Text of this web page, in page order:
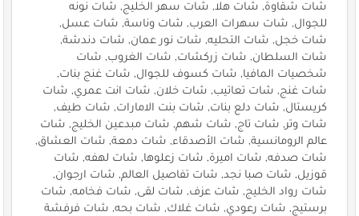
شات شقاوة, شات هلا, شات سهر الخليج, شات نونه
للجوال, شات سهرات العرب, شات وناسة, شات عسل,
شات خجل, شات التحليه, شات نور عمان, شات دندشة,
شات السلطان, شات زركشات, شات الغروب, شات
شخصيات المافيا, شات كسوف للجوال, شات غنج بنات,
شات غنج, شات تعاتيب, شات خلان, شات انت عمري, شات
كريستال, شات دلع بنات, شات بنت الامارات, شات طيف,
شات وتر, شات تاج, شات شهم, شات مبدعين الخليج, شات
عالم الرومانسية, شات الأصدقاء, شات دمعة, شات العشاق,
شات صدفه, شات اميرة, شات زعلوها, شات لهفه, شات
قوزيل, شات صبا نجد, شات تفاصيل العالم, شات ارجوان,
شات رواد الخليج, شات عزف, شات لقى, شات فخامه, شات
برستيج, شات رعودي, شات غلاك, شات بحه, شات فرفشة